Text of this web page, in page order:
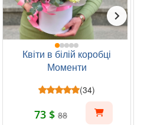
Квіти в білій коробці
Моменти
(34)
73 $ 88